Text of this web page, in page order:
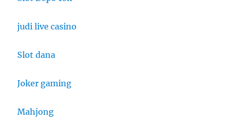
judi live casino
Slot dana
Joker gaming
Mahjong